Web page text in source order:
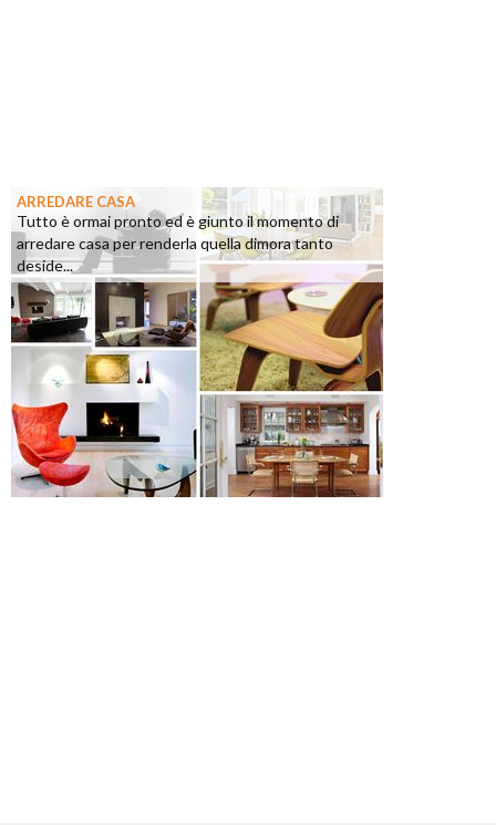
ARREDARE CASA
Tutto è ormai pronto ed è giunto il momento di
arredare casa per renderla quella dimora tanto
deside...